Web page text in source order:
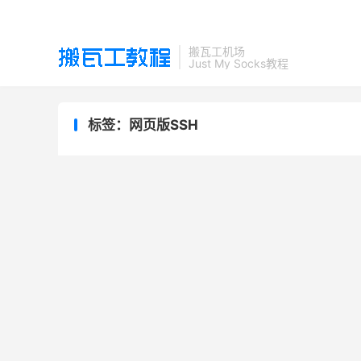
搬瓦工机场
Just My Socks教程
标签：网页版SSH